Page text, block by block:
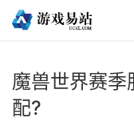
魔兽世界赛
配?